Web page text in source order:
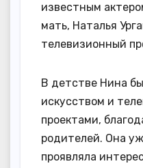
известным
мать, Наталья
телевизионный
В детстве Нина
искусством и
проектами,
родителей. Она
проявляла